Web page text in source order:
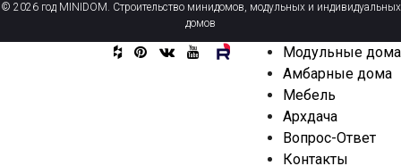
© 2026 год MINIDOM. Строительство минидомов, модульных и индивидуальных
домов
Модульные дома
Амбарные дома
Мебель
Архдача
Вопрос-Ответ
Контакты